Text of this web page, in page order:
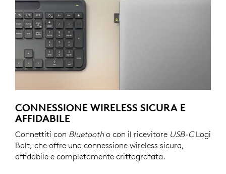
CONNESSIONE WIRELESS SICURA E
AFFIDABILE
Connettiti con Bluetootho con il ricevitore USB-CLogi
Bolt, che offre una connessione wireless sicura,
affidabile e completamente crittografata.